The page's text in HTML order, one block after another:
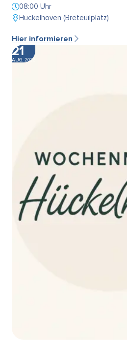
08:00 Uhr
Hückelhoven (Breteuilplatz)
Hier informieren
21
AUG. 2026